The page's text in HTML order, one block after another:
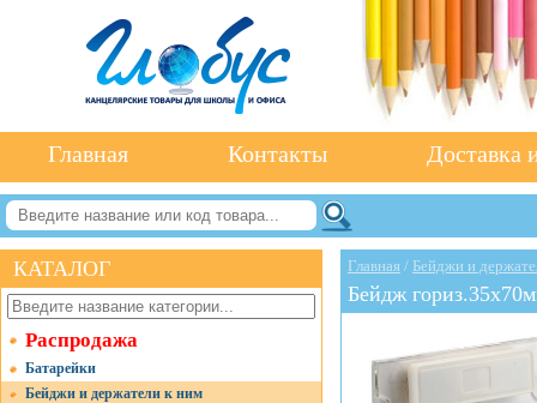
Главная Контакты Доставка
КАТАЛОГ
Распродажа
Батарейки
Бейджи и держатели к ним
Главная / Бейджи и
Бейдж